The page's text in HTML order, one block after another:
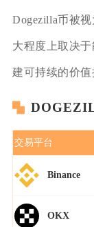
Dogezilla币被
大程度上取决
建可持续的价值
交易平台
Binance
OKX